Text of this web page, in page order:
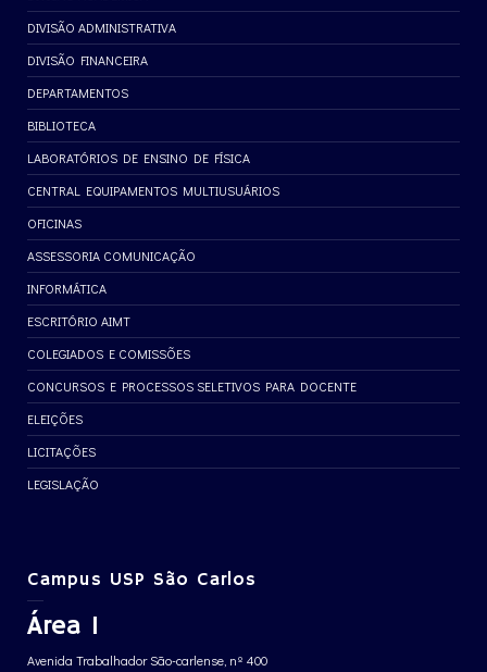
DIVISÃO ADMINISTRATIVA
DIVISÃO FINANCEIRA
DEPARTAMENTOS
BIBLIOTECA
LABORATÓRIOS DE ENSINO DE FÍSICA
CENTRAL EQUIPAMENTOS MULTIUSUÁRIOS
OFICINAS
ASSESSORIA COMUNICAÇÃO
INFORMÁTICA
ESCRITÓRIO AIMT
COLEGIADOS E COMISSÕES
CONCURSOS E PROCESSOS SELETIVOS PARA DOCENTE
ELEIÇÕES
LICITAÇÕES
LEGISLAÇÃO
Campus USP São Carlos
Área 1
Avenida Trabalhador São-carlense, nº 400